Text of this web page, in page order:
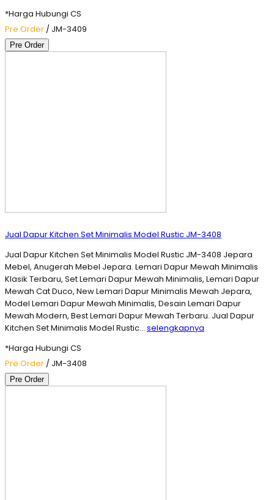
*Harga Hubungi CS
Pre Order / JM-3409
Pre Order
Jual Dapur Kitchen Set Minimalis Model Rustic JM-3408
Jual Dapur Kitchen Set Minimalis Model Rustic JM-3408 Jepara
Mebel, Anugerah Mebel Jepara. Lemari Dapur Mewah Minimalis
Klasik Terbaru, Set Lemari Dapur Mewah Minimalis, Lemari Dapur
Mewah Cat Duco, New Lemari Dapur Minimalis Mewah Jepara,
Model Lemari Dapur Mewah Minimalis, Desain Lemari Dapur
Mewah Modern, Best Lemari Dapur Mewah Terbaru. Jual Dapur
Kitchen Set Minimalis Model Rustic… selengkapnya
*Harga Hubungi CS
Pre Order / JM-3408
Pre Order